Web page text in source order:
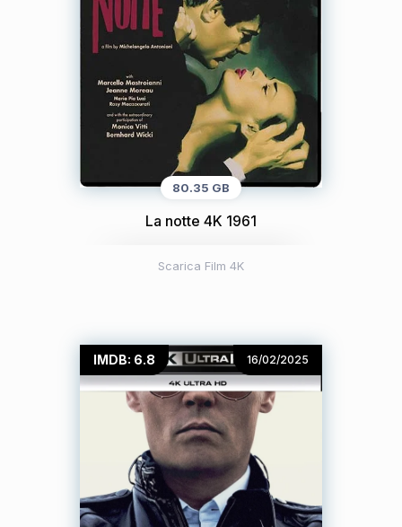
80.35 GB
La notte 4K 1961
Scarica Film 4K
IMDB: 6.8 16/02/2025